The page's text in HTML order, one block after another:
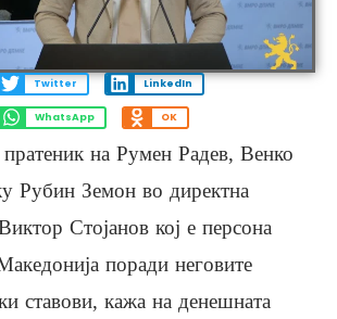
Twitter LinkedIn
WhatsApp OK
пратеник на Румен Радев, Венко
Рубин Земон во директна
Стојанов кој е персона
поради неговите
ставови, кажа на денешната